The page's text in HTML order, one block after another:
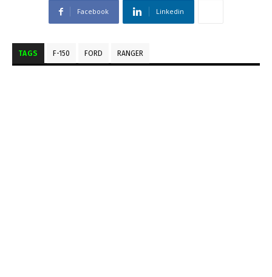
Facebook Linkedin
TAGS F-150 FORD RANGER